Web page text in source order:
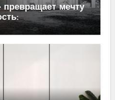
превращает мечту
ключ